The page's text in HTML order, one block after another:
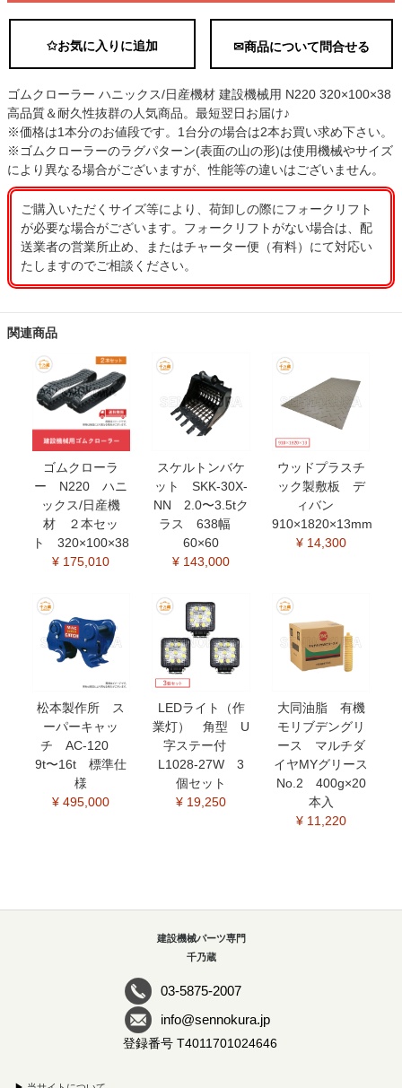
✩お気に入りに追加 ✉商品について問合せる
ゴムクローラー ハニックス/日産機材 建設機械用 N220 320×100×38
高品質＆耐久性抜群の人気商品。最短翌日お届け♪
※価格は1本分のお値段です。1台分の場合は2本お買い求め下さい。
※ゴムクローラーのラグパターン(表面の山の形)は使用機械やサイズ
により異なる場合がございますが、性能等の違いはございません。
ご購入いただくサイズ等により、荷卸しの際にフォークリフト
が必要な場合がございます。フォークリフトがない場合は、配
送業者の営業所止め、またはチャーター便（有料）にて対応い
たしますのでご相談ください。
関連商品
ゴムクローラ
ー N220 ハニ
ックス/日産機
材 ２本セッ
ト 320×100×38
¥ 175,010
スケルトンバケ
ット SKK-30X-
NN 2.0〜3.5tク
ラス 638幅
60×60
¥ 143,000
ウッドプラスチ
ック製敷板 デ
ィバン
910×1820×13mm
¥ 14,300
松本製作所 ス
ーパーキャッ
チ AC-120
9t〜16t 標準仕
様
¥ 495,000
LEDライト（作
業灯） 角型 U
字ステー付
L1028-27W 3
個セット
¥ 19,250
大同油脂 有機
モリブデングリ
ース マルチダ
イヤMYグリース
No.2 400g×20
本入
¥ 11,220
建設機械パーツ専門
千乃蔵
03-5875-2007
info@sennokura.jp
登録番号 T4011701024646